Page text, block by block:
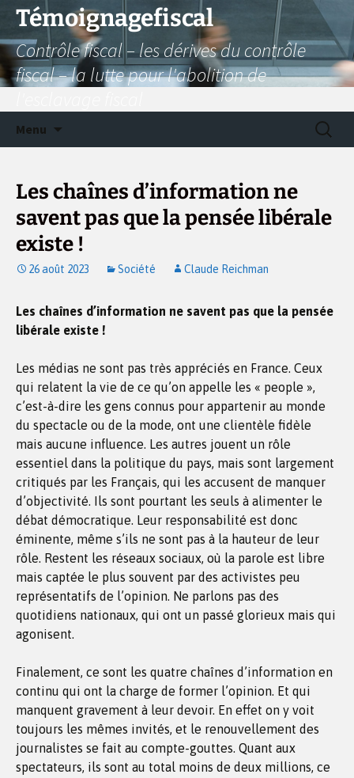
Aller
contenu
Témoignagefiscal
Contrôle fiscal – les dérives du contrôle
fiscal – la lutte pour l'abolition de
Menu
Les chaînes d’information ne
savent pas que la pensée libérale
existe !
26 août 2023 Société Claude Reichman
Les chaînes d’information ne savent pas que la pensée
libérale existe !
Les médias ne sont pas très appréciés en France. Ceux
qui relatent la vie de ce qu’on appelle les « people »,
c’est-à-dire les gens connus pour appartenir au monde
du spectacle ou de la mode, ont une clientèle fidèle
mais aucune influence. Les autres jouent un rôle
essentiel dans la politique du pays, mais sont largement
critiqués par les Français, qui les accusent de manquer
d’objectivité. Ils sont pourtant les seuls à alimenter le
débat démocratique. Leur responsabilité est donc
éminente, même s’ils ne sont pas à la hauteur de leur
rôle. Restent les réseaux sociaux, où la parole est libre
mais captée le plus souvent par des activistes peu
représentatifs de l’opinion. Ne parlons pas des
quotidiens nationaux, qui ont un passé glorieux mais qui
agonisent.
Finalement, ce sont les quatre chaînes d’information en
continu qui ont la charge de former l’opinion. Et qui
manquent gravement à leur devoir. En effet on y voit
toujours les mêmes invités, et le renouvellement des
journalistes se fait au compte-gouttes. Quant aux
spectateurs, ils sont au total moins de deux millions, ce